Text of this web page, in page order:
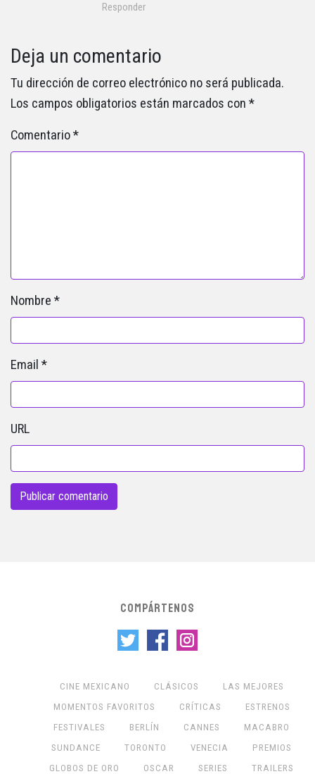
Responder
Deja un comentario
Tu dirección de correo electrónico no será publicada.
Los campos obligatorios están marcados con *
Comentario*
Nombre *
Email *
URL
COMPÁRTENOS
CINE MEXICANO CLÁSICOS
LAS MEJORES
MOMENTOS FAVORITOS
CRÍTICAS
ESTRENOS
FESTIVALES
BERLÍN CANNES
MACABRO
SUNDANCE
TORONTO VENECIA
PREMIOS
GLOBOS DE ORO
OSCAR SERIES TRAILERS